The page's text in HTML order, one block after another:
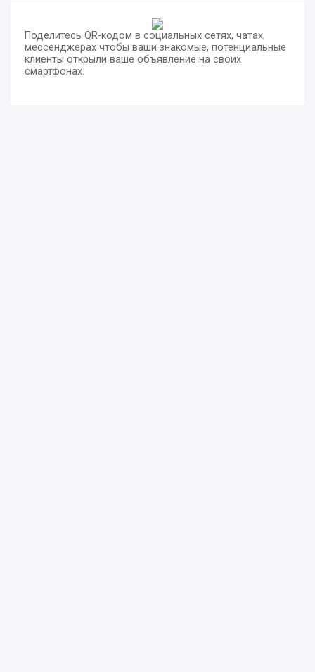
Поделитесь QR-кодом в социальных сетях, чатах,
мессенджерах чтобы ваши знакомые, потенциальные
клиенты открыли ваше объявление на своих
смартфонах.